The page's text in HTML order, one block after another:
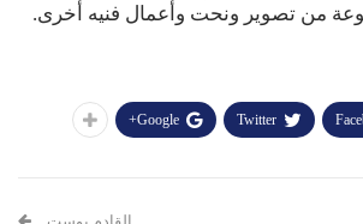
من تصوير ونحت وأعمال فنيه أخرى.
Twitter
Google+